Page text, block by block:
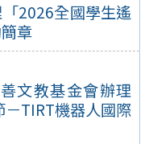
2026全國學生遙
章
文教基金會辦理
－TIRT機器人國際